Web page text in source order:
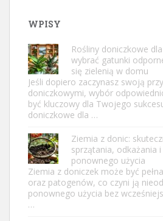
WPISY
Rośliny doniczkowe
wybrać gatunki
się zielenią w domu
Jeśli dopiero zaczynasz swoją
doniczkowymi, wybór
być kluczowy dla Twojego
doniczkowe dla …
Ziemia z donic:
sprzątania, odkażania
ponownego użycia
Ziemia z doniczek może być
oraz patogenów, co czyni ją
ponownego użycia bez
…